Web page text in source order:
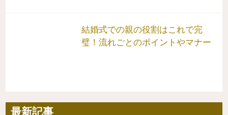
結婚式での親の役割はこれで完
璧！流れごとのポイントやマナー
最新記事